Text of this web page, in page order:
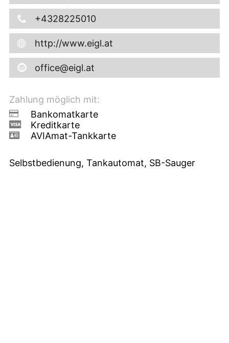
+4328225010
http://www.eigl.at
office@eigl.at
Zahlung möglich mit:
Bankomatkarte
Kreditkarte
AVIAmat-Tankkarte
Selbstbedienung, Tankautomat, SB-Sauger